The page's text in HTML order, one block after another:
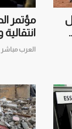
مؤتمر
العرب مباشر